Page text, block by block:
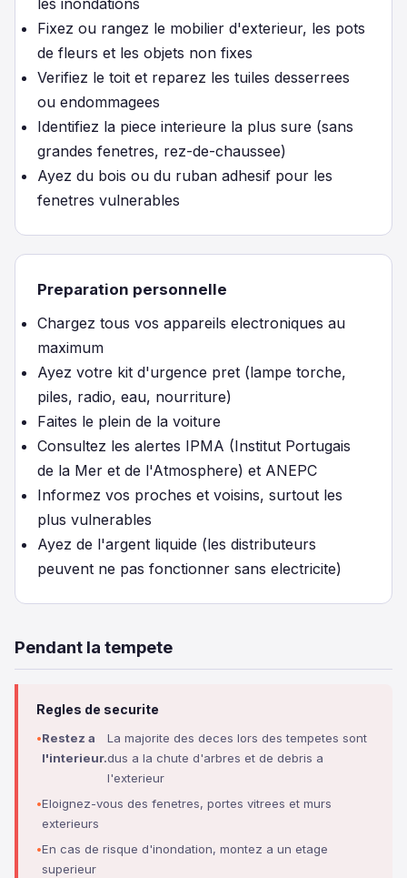
les inondations
Fixez ou rangez le mobilier d'exterieur, les pots
de fleurs et les objets non fixes
Verifiez le toit et reparez les tuiles desserrees
ou endommagees
Identifiez la piece interieure la plus sure (sans
grandes fenetres, rez-de-chaussee)
Ayez du bois ou du ruban adhesif pour les
fenetres vulnerables
Preparation personnelle
Chargez tous vos appareils electroniques au
maximum
Ayez votre kit d'urgence pret (lampe torche,
piles, radio, eau, nourriture)
Faites le plein de la voiture
Consultez les alertes IPMA (Institut Portugais
de la Mer et de l'Atmosphere) et ANEPC
Informez vos proches et voisins, surtout les
plus vulnerables
Ayez de l'argent liquide (les distributeurs
peuvent ne pas fonctionner sans electricite)
Pendant la tempete
Regles de securite
Restez a
l'interieur.
La majorite des deces lors des tempetes sont
dus a la chute d'arbres et de debris a
l'exterieur
Eloignez-vous des fenetres, portes vitrees et murs
exterieurs
En cas de risque d'inondation, montez a un etage
superieur